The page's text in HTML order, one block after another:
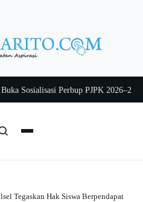
Perbup PJPK 2026–2030
Tegaskan Hak Siswa Berpendapat